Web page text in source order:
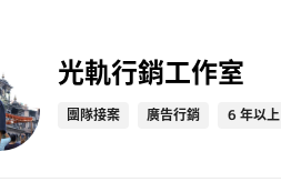
光軌行銷工作室
團隊接案 廣告行銷 6 年以上